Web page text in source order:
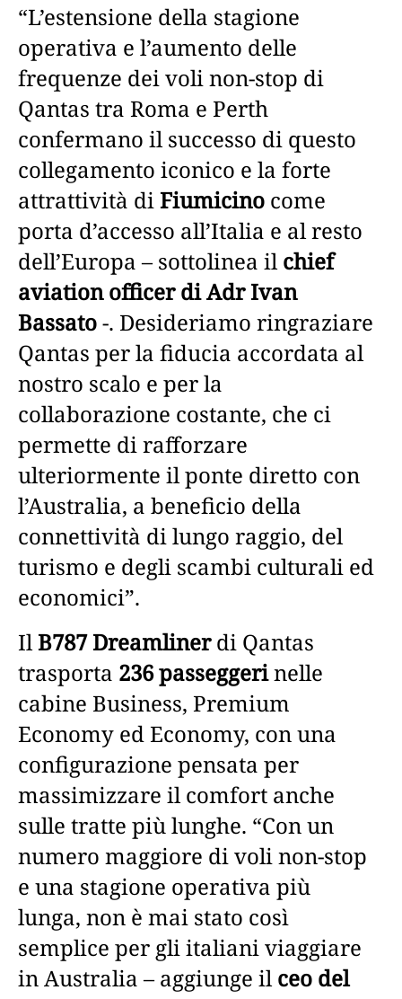
“L’estensione della stagione
operativa e l’aumento delle
frequenze dei voli non-stop di
Qantas tra Roma e Perth
confermano il successo di questo
collegamento iconico e la forte
attrattività diFiumicino come
porta d’accesso all’Italia e al resto
dell’Europa – sottolinea ilchief
aviation officer di Adr Ivan
Bassato-. Desideriamo ringraziare
Qantas per la fiducia accordata al
nostro scalo e per la
collaborazione costante, che ci
permette di rafforzare
ulteriormente il ponte diretto con
l’Australia, a beneficio della
connettività di lungo raggio, del
turismo e degli scambi culturali ed
economici”.
IlB787 Dreamlinerdi Qantas
trasporta 236 passeggerinelle
cabine Business, Premium
Economy ed Economy, con una
configurazione pensata per
massimizzare il comfort anche
sulle tratte più lunghe. “Con un
numero maggiore di voli non-stop
e una stagione operativa più
lunga, non è mai stato così
semplice per gli italiani viaggiare
in Australia – aggiunge ilceo del